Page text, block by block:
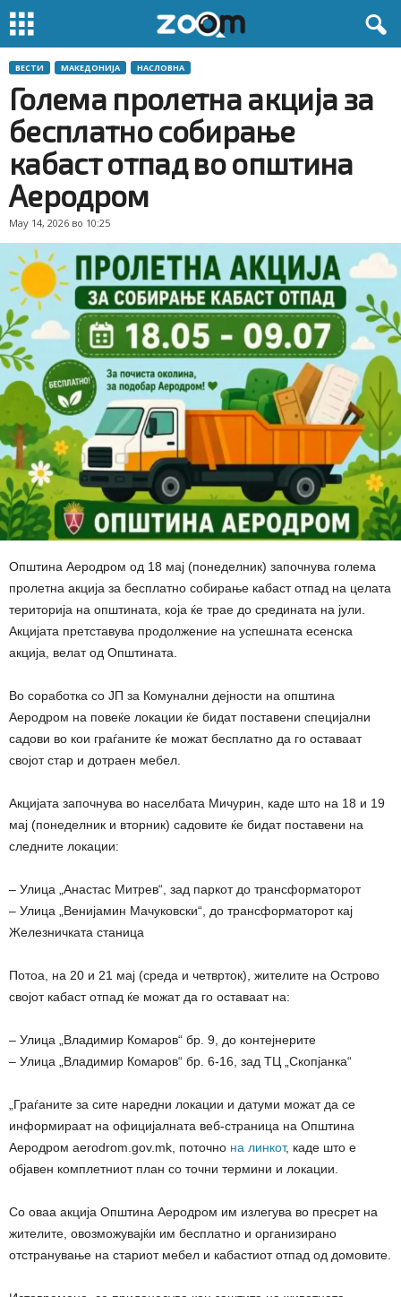
ВЕСТИ МАКЕДОНИЈА НАСЛОВНА
Голема пролетна акција за
бесплатно собирање
кабаст отпад во општина
Аеродром
May 14, 2026 во 10:25
Општина Аеродром од 18 мај (понеделник) започнува голема
пролетна акција за бесплатно собирање кабаст отпад на целата
територија на општината, која ќе трае до средината на јули.
Акцијата претставува продолжение на успешната есенска
акција, велат од Општината.
Во соработка со ЈП за Комунални дејности на општина
Аеродром на повеќе локации ќе бидат поставени специјални
садови во кои граѓаните ќе можат бесплатно да го оставаат
својот стар и дотраен мебел.
Акцијата започнува во населбата Мичурин, каде што на 18 и 19
мај (понеделник и вторник) садовите ќе бидат поставени на
следните локации:
– Улица „Анастас Митрев“, зад паркот до трансформаторот
– Улица „Венијамин Мачуковски“, до трансформаторот кај
Железничката станица
Потоа, на 20 и 21 мај (среда и четврток), жителите на Острово
својот кабаст отпад ќе можат да го оставаат на:
– Улица „Владимир Комаров“ бр. 9, до контејнерите
– Улица „Владимир Комаров“ бр. 6-16, зад ТЦ „Скопјанка“
„Граѓаните за сите наредни локации и датуми можат да се
информираат на официјалната веб-страница на Општина
Аеродром aerodrom.gov.mk, поточно на линкот, каде што е
објавен комплетниот план со точни термини и локации.
Со оваа акција Општина Аеродром им излегува во пресрет на
жителите, овозможувајќи им бесплатно и организирано
отстранување на стариот мебел и кабастиот отпад од домовите.